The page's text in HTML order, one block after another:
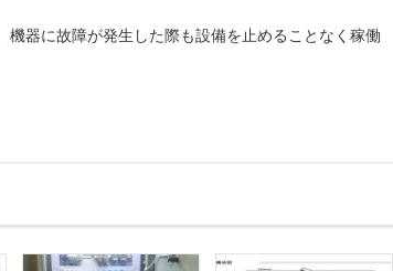
器に故障が発生した際も設備を止めることなく稼働